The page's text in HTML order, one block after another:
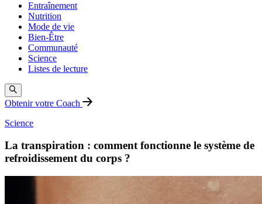
Entraînement
Nutrition
Mode de vie
Bien-Être
Communauté
Science
Listes de lecture
Obtenir votre Coach
Science
La transpiration : comment fonctionne le système de
refroidissement du corps ?